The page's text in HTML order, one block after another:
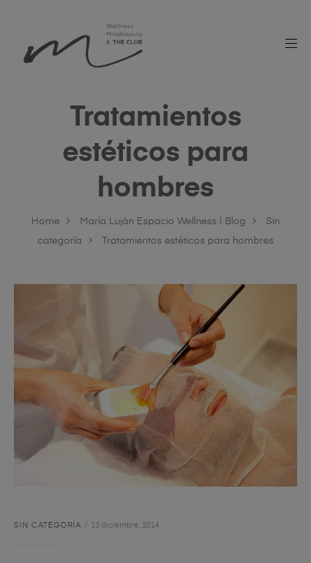
Home María Luján Espacio Wellness | Blog
Sin
categoría
Tratamientos estéticos para hombres
Tratamientos
estéticos para
hombres
SIN CATEGORÍA 13 diciembre, 2014